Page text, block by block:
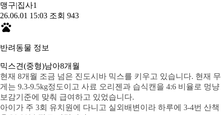
맹구|집사1
26.06.01 15:03 조회 943
반려동물 정보
믹스견(중형)남아8개월
현재 8개월 조금 넘은 진도시바 믹스를 키우고 있습니다. 현재 무
게는 9.3-9.5kg정도이고 사료 오리젠과 습식캔을 4:6 비율로 멍냥
보감기준에 맞춰 급여하고 있었습니다.
아이가 주 3회 유치원에 다니고 실외배변이라 하루에 3-4번 산책